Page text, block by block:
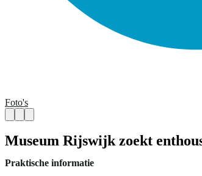
Foto's
Museum Rijswijk zoekt
Praktische informatie